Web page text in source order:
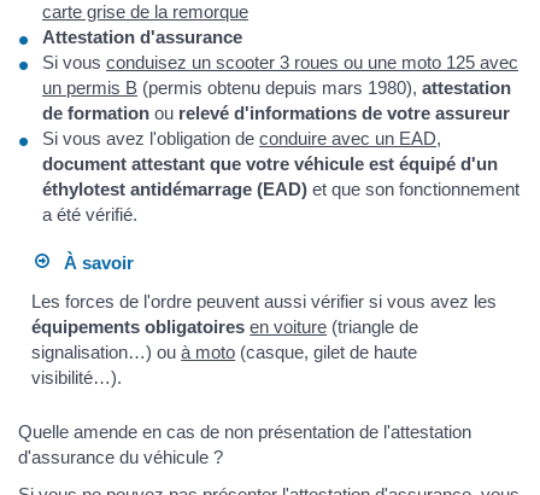
carte grise de la remorque
Attestation d'assurance
Si vous conduisez un scooter 3 roues ou une moto 125 avec
un permis B (permis obtenu depuis mars 1980), attestation
de formation ou relevé d'informations de votre assureur
Si vous avez l'obligation de conduire avec un EAD,
document attestant que votre véhicule est équipé d'un
éthylotest antidémarrage (EAD) et que son fonctionnement
a été vérifié.
À savoir
Les forces de l'ordre peuvent aussi vérifier si vous avez les
équipements obligatoires en voiture (triangle de
signalisation…) ouà moto (casque, gilet de haute
visibilité…).
Quelle amende en cas de non présentation de l'attestation
d'assurance du véhicule ?